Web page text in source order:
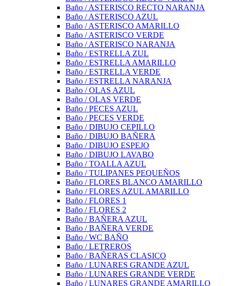
Baño / ASTERISCO RECTO NARANJA
Baño / ASTERISCO AZUL
Baño / ASTERISCO AMARILLO
Baño / ASTERISCO VERDE
Baño / ASTERISCO NARANJA
Baño / ESTRELLA ZUL
Baño / ESTRELLA AMARILLO
Baño / ESTRELLA VERDE
Baño / ESTRELLA NARANJA
Baño / OLAS AZUL
Baño / OLAS VERDE
Baño / PECES AZUL
Baño / PECES VERDE
Baño / DIBUJO CEPILLO
Baño / DIBUJO BAÑERA
Baño / DIBUJO ESPEJO
Baño / DIBUJO LAVABO
Baño / TOALLA AZUL
Baño / TULIPANES PEQUEÑOS
Baño / FLORES BLANCO AMARILLO
Baño / FLORES AZUL AMARILLO
Baño / FLORES 1
Baño / FLORES 2
Baño / BAÑERA AZUL
Baño / BAÑERA VERDE
Baño / WC BAÑO
Baño / LETREROS
Baño / BAÑERAS CLASICO
Baño / LUNARES GRANDE AZUL
Baño / LUNARES GRANDE VERDE
Baño / LUNARES GRANDE AMARILLO